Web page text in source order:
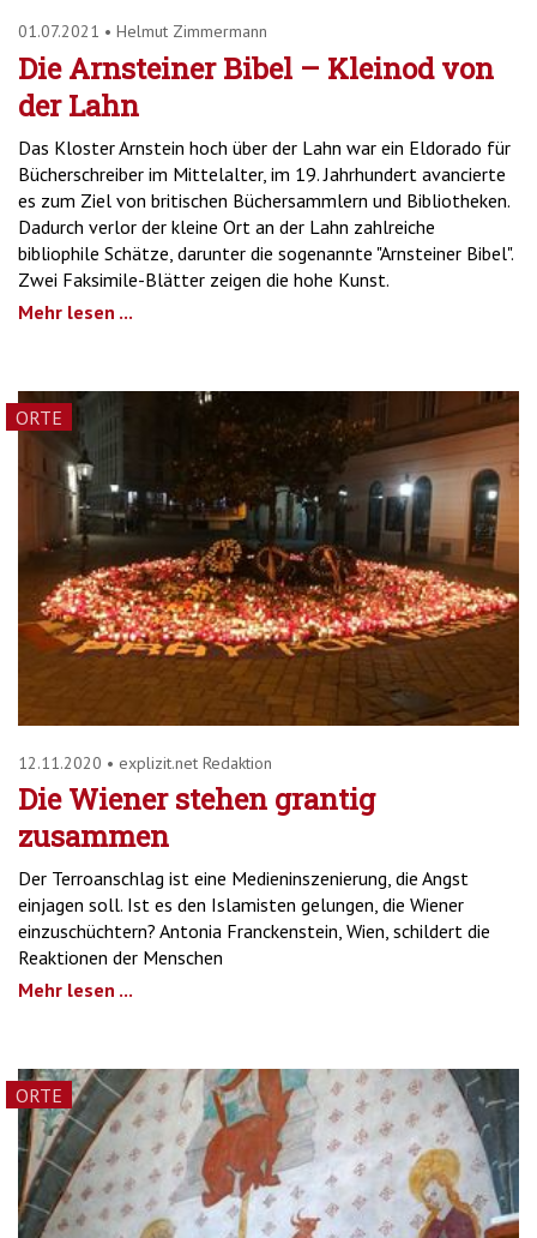
01.07.2021 • Helmut Zimmermann
Die Arnsteiner Bibel – Kleinod von
der Lahn
Das Kloster Arnstein hoch über der Lahn war ein Eldorado für
Bücherschreiber im Mittelalter, im 19. Jahrhundert avancierte
es zum Ziel von britischen Büchersammlern und Bibliotheken.
Dadurch verlor der kleine Ort an der Lahn zahlreiche
bibliophile Schätze, darunter die sogenannte "Arnsteiner Bibel".
Zwei Faksimile-Blätter zeigen die hohe Kunst.
Mehr lesen ...
ORTE
12.11.2020 • explizit.net Redaktion
Die Wiener stehen grantig
zusammen
Der Terroanschlag ist eine Medieninszenierung, die Angst
einjagen soll. Ist es den Islamisten gelungen, die Wiener
einzuschüchtern? Antonia Franckenstein, Wien, schildert die
Reaktionen der Menschen
Mehr lesen ...
ORTE